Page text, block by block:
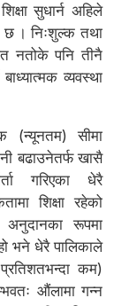
सुधार्न अहिले
छ । निःशुल्क तथा
नतोके पनि तीनै
बाध्यात्मक व्यवस्था
(न्यूनतम) सीमा
बढाउनेतर्फ खासै
गरिएका धेरै
शिक्षा रहेको
रूपमा
भने धेरै पालिकाले
कम)
औंलामा गन्न